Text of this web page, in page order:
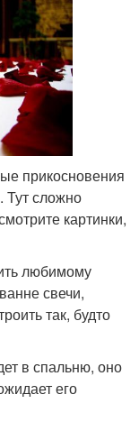
прикосновения
Тут сложно
картинки,
любимому
свечи,
так, будто
в спальню, оно
его